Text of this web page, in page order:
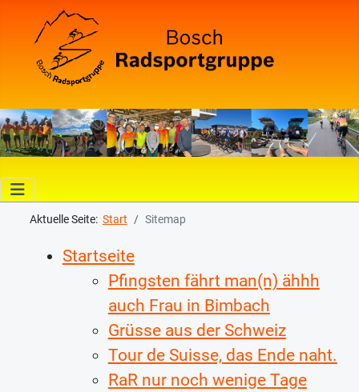
Aktuelle Seite: Start Sitemap
Startseite
Pfingsten fährt man(n) ähhh
auch Frau in Bimbach
Grüsse aus der Schweiz
Tour de Suisse, das Ende naht.
RaR nur noch wenige Tage